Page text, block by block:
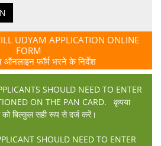
UDYAM APPLICATION ONLINE
FORM
फॉर्म भरने के निर्देश
SHOULD NEED TO ENTER
ON THE PAN CARD. कृपया
को बिल्कुल सही रूप से दर्ज करें।
SHOULD NEED TO ENTER